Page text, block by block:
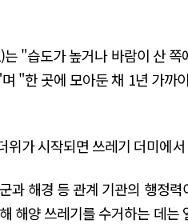
"습도가 높거나 바람이 산
"한 곳에 모아둔 채 1년 가까
위가 시작되면 쓰레기 더미에
과 해경 등 관계 기관의 행정
해양 쓰레기를 수거하는 데